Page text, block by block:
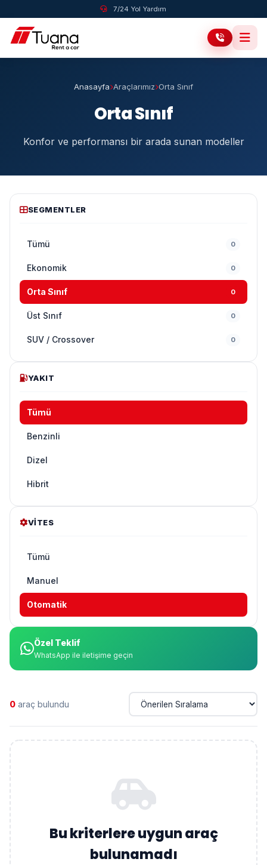
7/24 Yol Yardım
Anasayfa Araçlarımız Orta Sınıf
Orta Sınıf
Konfor ve performansı bir arada sunan modeller
SEGMENTLER
Tümü 0
Ekonomik 0
Orta Sınıf 0
Üst Sınıf 0
SUV / Crossover 0
YAKIT
Tümü
Benzinli
Dizel
Hibrit
VITES
Tümü
Manuel
Otomatik
Özel Teklif
WhatsApp ile iletişime geçin
0 araç bulundu
Bu kriterlere uygun araç
bulunamadı